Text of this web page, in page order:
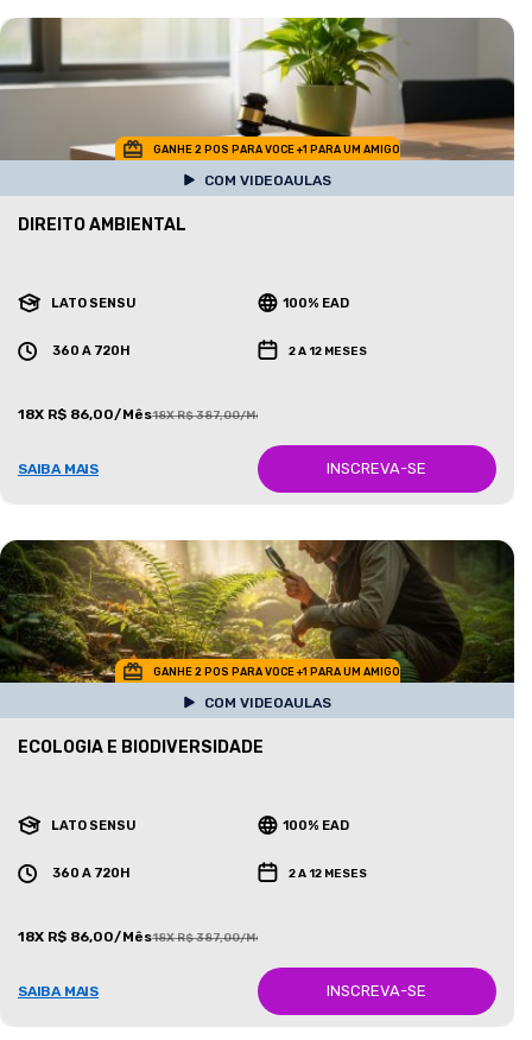
GANHE 2 POS PARA VOCE +1 PARA UM AMIGO
COM VIDEOAULAS
DIREITO AMBIENTAL
LATO SENSU 100% EAD
360 A 720H 2 A 12 MESES
18X R$ 86,00/Mês18X R$ 387,00/Mês
SAIBA MAIS INSCREVA-SE
GANHE 2 POS PARA VOCE +1 PARA UM AMIGO
COM VIDEOAULAS
ECOLOGIA E BIODIVERSIDADE
LATO SENSU 100% EAD
360 A 720H 2 A 12 MESES
18X R$ 86,00/Mês18X R$ 387,00/Mês
SAIBA MAIS INSCREVA-SE